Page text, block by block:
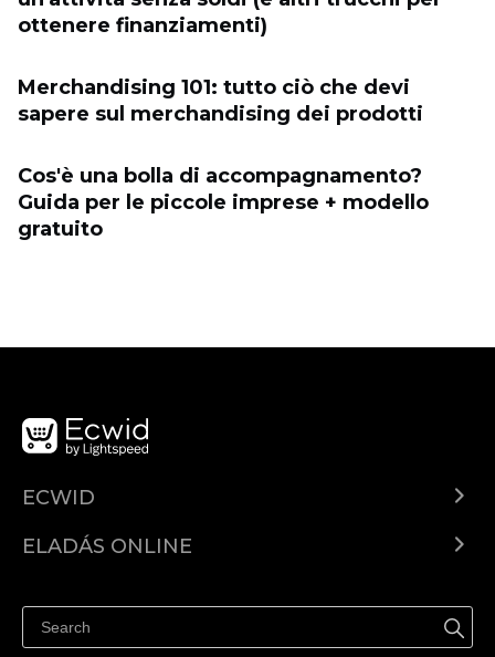
ottenere finanziamenti)
Merchandising 101: tutto ciò che devi
sapere sul merchandising dei prodotti
Cos'è una bolla di accompagnamento?
Guida per le piccole imprese + modello
gratuito
ECWID
Árkalkuláció
ELADÁS ONLINE
Eladás a Facebookon
Eladás Instagramon